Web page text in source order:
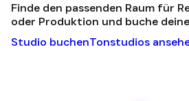
Finde den passenden Raum für
oder Produktion und buche
Studio buchenTonstudios